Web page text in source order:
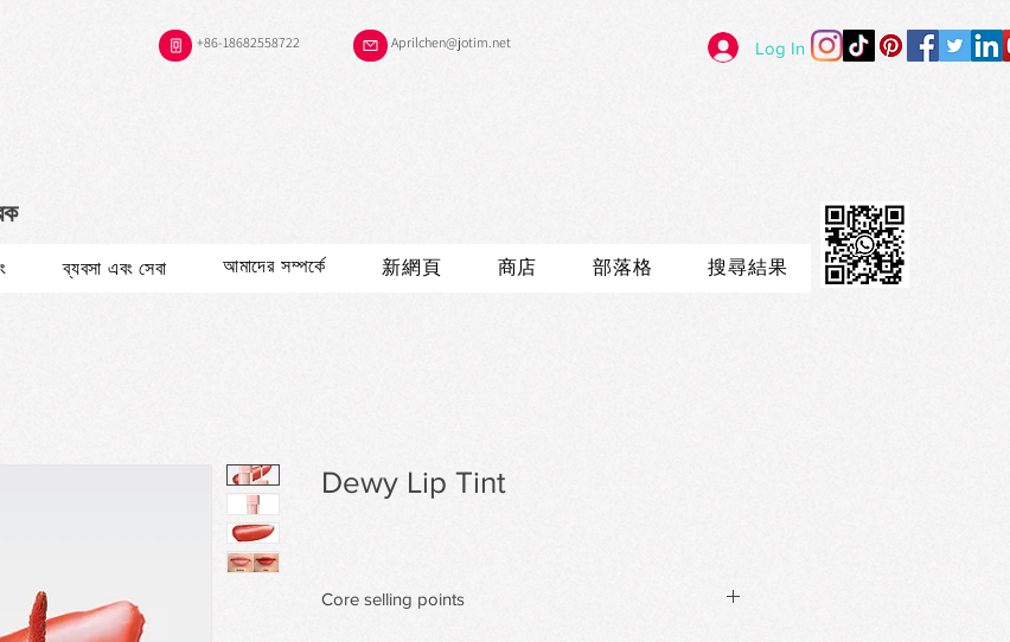
+86-18682558722 Log In
Aprilchen@jotim.net
ব্যবসা এবং সেবা আমাদের সম্পর্কে 新網頁 商店 部落格 搜尋結果
Dewy Lip Tint
Core selling points